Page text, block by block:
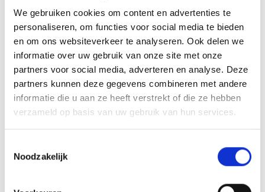
We gebruiken cookies om content en advertenties te
personaliseren, om functies voor social media te bieden
en om ons websiteverkeer te analyseren. Ook delen we
informatie over uw gebruik van onze site met onze
partners voor social media, adverteren en analyse. Deze
partners kunnen deze gegevens combineren met andere
informatie die u aan ze heeft verstrekt of die ze hebben
verzameld op basis van uw gebruik van hun services.
Noodzakelijk
Fase 2: Loopbaanrichting bepalen
Op basis van je zelfinzicht ga je verkennen welke
loopbaanrichtingen bij je passen. Je coach helpt je om
kansen te zien die je misschien zelf nog niet had
overwogen en om keuzes te maken die passen bij wie
jij bent en wat jij wilt.
Fase 3: Arbeidsmarktoriëntatie
en netwerken
In deze fase leer je hoe de arbeidsmarkt er anno nu
uitziet. Hoe solliciteer je effectief? Hoe zet je LinkedIn